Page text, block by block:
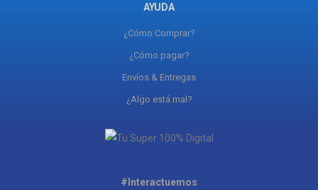
AYUDA
¿Cómo Comprar?
¿Cómo pagar?
Envíos & Entregas
¿Algo está mal?
#Interactuemos